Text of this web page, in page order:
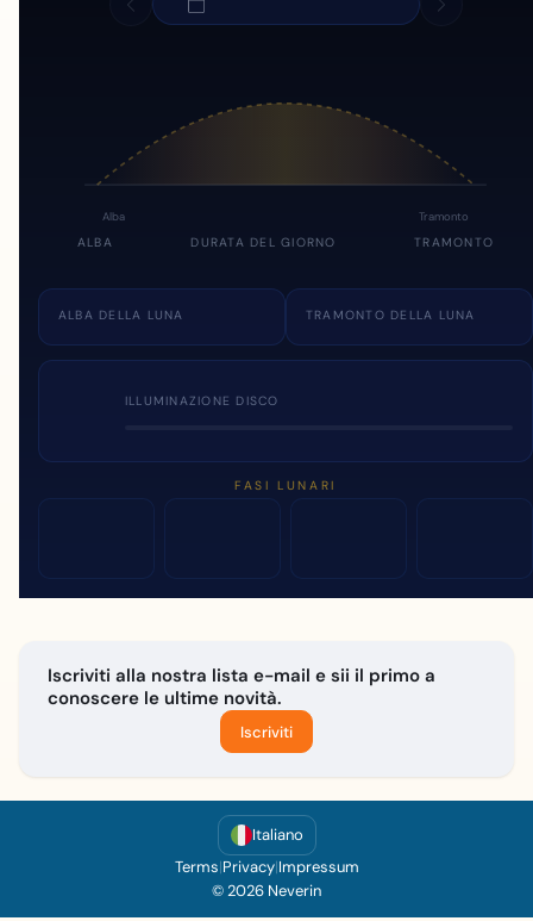
Alba Tramonto
ALBA DURATA DEL GIORNO TRAMONTO
ALBA DELLA LUNA TRAMONTO DELLA LUNA
ILLUMINAZIONE DISCO
FASI LUNARI
Iscriviti alla nostra lista e-mail e sii il primo a
conoscere le ultime novità.
Iscriviti
Italiano
Terms|Privacy|Impressum
© 2026 Neverin